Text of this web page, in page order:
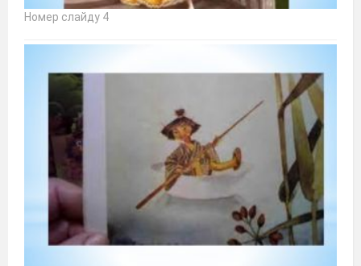
Номер слайду 4